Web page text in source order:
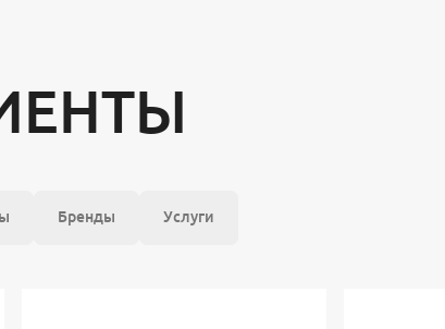
Бренды Услуги